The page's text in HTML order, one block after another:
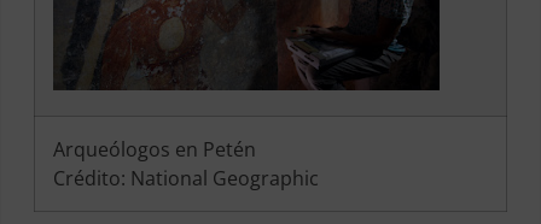
Arqueólogos en Petén
Crédito: National Geographic